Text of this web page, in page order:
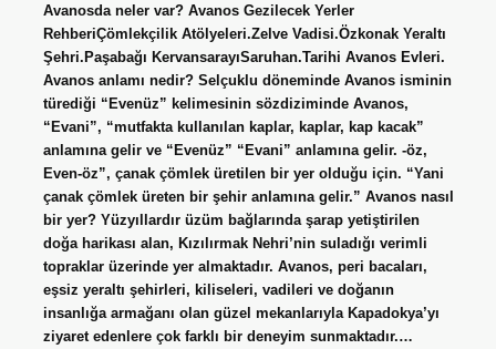
Avanosda neler var? Avanos Gezilecek Yerler
RehberiÇömlekçilik Atölyeleri.Zelve Vadisi.Özkonak Yeraltı
Şehri.Paşabağı KervansarayıSaruhan.Tarihi Avanos Evleri.
Avanos anlamı nedir? Selçuklu döneminde Avanos isminin
türediği “Evenüz” kelimesinin sözdiziminde Avanos,
“Evani”, “mutfakta kullanılan kaplar, kaplar, kap kacak”
anlamına gelir ve “Evenüz” “Evani” anlamına gelir. -öz,
Even-öz”, çanak çömlek üretilen bir yer olduğu için. “Yani
çanak çömlek üreten bir şehir anlamına gelir.” Avanos nasıl
bir yer? Yüzyıllardır üzüm bağlarında şarap yetiştirilen
doğa harikası alan, Kızılırmak Nehri’nin suladığı verimli
topraklar üzerinde yer almaktadır. Avanos, peri bacaları,
eşsiz yeraltı şehirleri, kiliseleri, vadileri ve doğanın
insanlığa armağanı olan güzel mekanlarıyla Kapadokya’yı
ziyaret edenlere çok farklı bir deneyim sunmaktadır.…